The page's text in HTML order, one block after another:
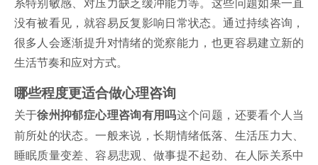
没有被看见，就容易反复影响日常状态。通过持续咨询，
很多人会逐渐提升对情绪的觉察能力，也更容易建立新的
生活节奏和应对方式。
哪些程度更适合做心理咨询
关于徐州抑郁症心理咨询有用吗这个问题，还要看个人当
前所处的状态。一般来说，长期情绪低落、生活压力大、
睡眠质量变差、容易悲观、做事提不起劲、在人际关系中